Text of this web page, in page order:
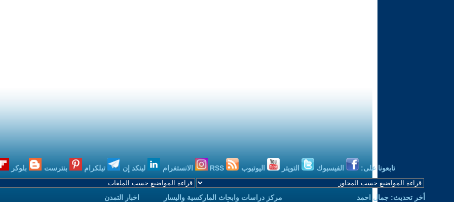
تابعونا على: الفيسبوك التويتر اليوتيوب الانستغرام لينكد إن تيلكرام بنترست بلوكر
أخر تحديث: جمال احمد مركز دراسات وابحاث الماركسية واليسار اخبار التمدن